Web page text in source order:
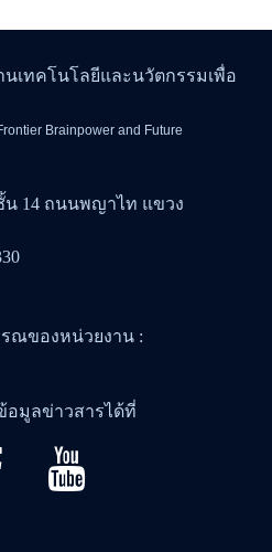
เทคโนโลยีและนวัตกรรมเพื่อ
Brainpower and Future
น 14 ถนนพญาไท แขวง
ณของหน่วยงาน :
มูลข่าวสารได้ที่